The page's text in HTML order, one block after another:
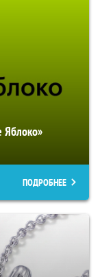
Яблоко»
ПОДРОБНЕЕ